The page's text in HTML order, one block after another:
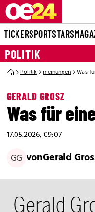
TICKERSPORTSTARS
POLITIK
Politik meinungen Was
GERALD GROSZ
Was für
17.05.2026, 09:07
GG vonGerald